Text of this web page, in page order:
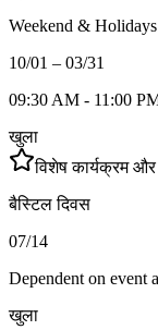
Weekend &
10/01 – 03/31
09:30 AM - 11:00
खुला
विशेष कार्यक्रम और
बैस्टिल दिवस
07/14
Dependent on event
खुला